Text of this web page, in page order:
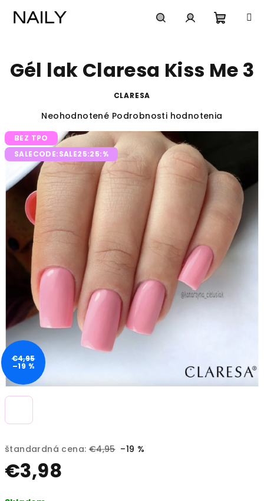
košík
štandardná cena: €4,95 –19 %
€3,98
Gél lak Claresa Kiss Me 3
CLARESA
Priemerné
produktu
je
0,0
z
5
hviezdičiek.
Neohodnotené Podrobnosti hodnotenia
BEZ TPO
SALECODE:SALE25:25:%
€4,95
–19 %